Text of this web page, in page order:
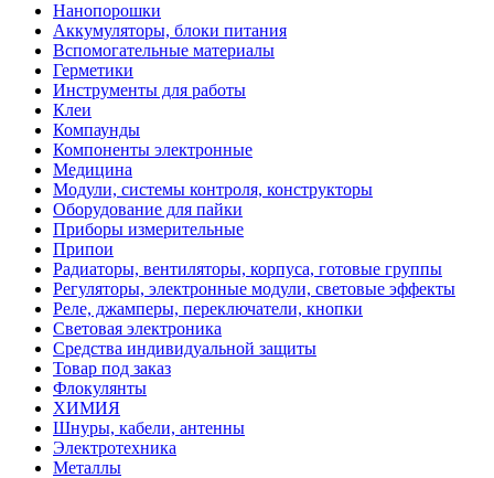
Нанопорошки
Аккумуляторы, блоки питания
Вспомогательные материалы
Герметики
Инструменты для работы
Клеи
Компаунды
Компоненты электронные
Медицина
Модули, системы контроля, конструкторы
Оборудование для пайки
Приборы измерительные
Припои
Радиаторы, вентиляторы, корпуса, готовые группы
Регуляторы, электронные модули, световые эффекты
Реле, джамперы, переключатели, кнопки
Световая электроника
Средства индивидуальной защиты
Товар под заказ
Флокулянты
ХИМИЯ
Шнуры, кабели, антенны
Электротехника
Металлы